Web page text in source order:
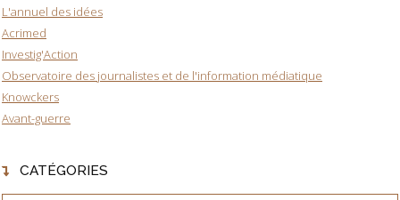
L'annuel des idées
Acrimed
Investig'Action
Observatoire des journalistes et de l'information médiatique
Knowckers
Avant-guerre
CATÉGORIES